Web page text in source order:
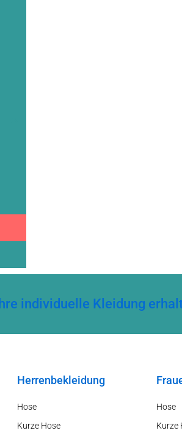
individuelle Kleidung
Herrenbekleidung
Hose
Kurze Hose
Hose
Kurze